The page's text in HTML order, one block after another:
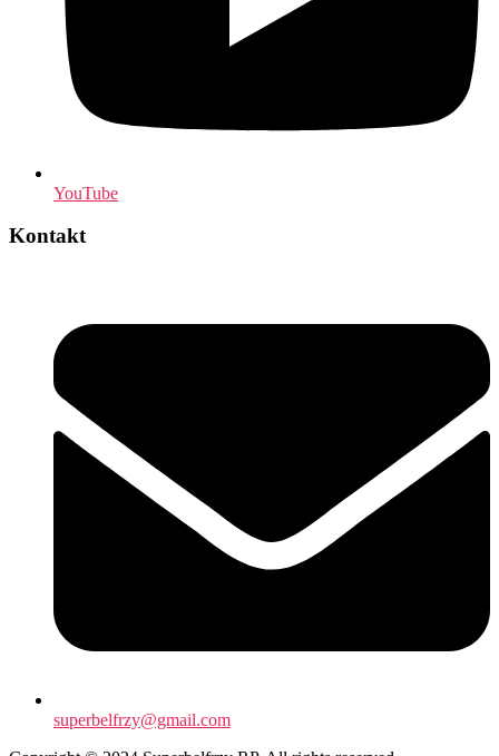
YouTube
Kontakt
superbelfrzy@gmail.com